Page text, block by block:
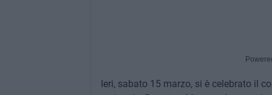
Ieri, sabato 15 marzo, si è celebrato il